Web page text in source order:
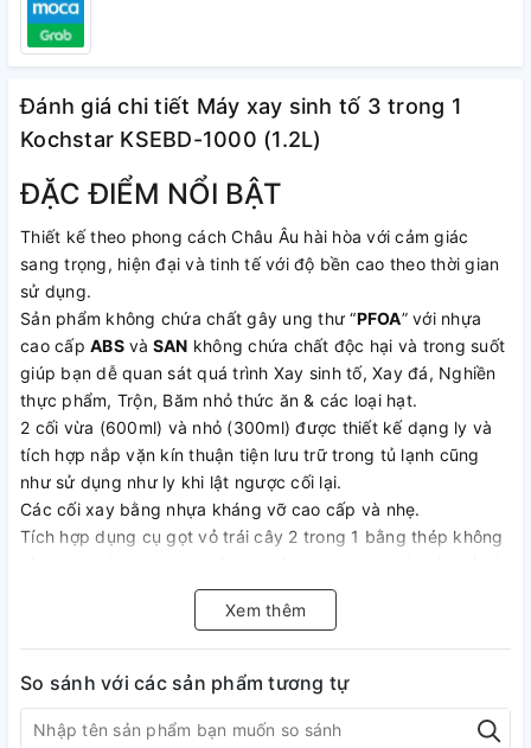
Đánh giá chi tiết Máy xay sinh tố 3 trong 1
Kochstar KSEBD-1000 (1.2L)
ĐẶC ĐIỂM NỔI BẬT
Thiết kế theo phong cách Châu Âu hài hòa với cảm giác
sang trọng, hiện đại và tinh tế với độ bền cao theo thời gian
sử dụng.
Sản phẩm không chứa chất gây ung thư “PFOA” với nhựa
cao cấp ABSvà SAN không chứa chất độc hại và trong suốt
giúp bạn dễ quan sát quá trình Xay sinh tố, Xay đá, Nghiền
thực phẩm, Trộn, Băm nhỏ thức ăn & các loại hạt.
2 cối vừa (600ml) và nhỏ (300ml) được thiết kế dạng ly và
tích hợp nắp vặn kín thuận tiện lưu trữ trong tủ lạnh cũng
như sử dụng như ly khi lật ngược cối lại.
Các cối xay bằng nhựa kháng vỡ cao cấp và nhẹ.
Tích hợp dụng cụ gọt vỏ trái cây 2 trong 1 bằng thép không
tạo hình củ quả thuận tiện cho việc chuẩn bị nguyên liệu.
Các bộ phận của máy xay sinh tố hiệu Kochstar dễ dàng
tháo rời để thuận tiện vệ sinh.
Lưỡi dao xay/nghiền/trộn, lưỡi dao băm nhỏ thức ăn & các
loại hạt, 1 cối xay lớn (1.2 lít), 1 cối xay vừa dạng ly (600ml),
1 cối xay nhỏ dạng ly (300ml), 1 nắp của cối xay lớn và 2
Xem thêm
So sánh với các sản phẩm tương tự